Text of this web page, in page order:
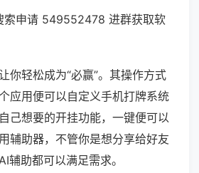
索申请 549552478 进群获取软
你轻松成为“必赢”。其操作方式
应用便可以自定义手机打牌系统
己想要的开挂功能，一键便可以
辅助器，不管你是想分享给好友
辅助都可以满足需求。